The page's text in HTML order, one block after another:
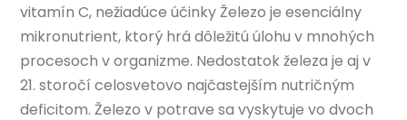
vitamín C, nežiadúce účinky Železo je esenciálny
mikronutrient, ktorý hrá dôležitú úlohu v mnohých
procesoch v organizme. Nedostatok železa je aj v
21. storočí celosvetovo najčastejším nutričným
deficitom. Železo v potrave sa vyskytuje vo dvoch